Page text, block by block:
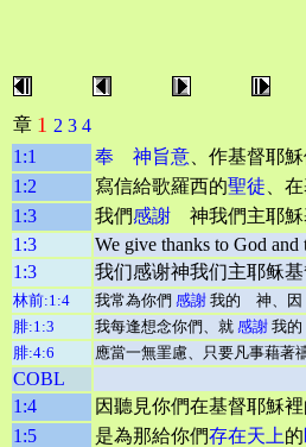
章 1 2 3 4
1:1
奉 神旨意 、作基督耶
1:2
寫信給歌羅西的聖徒 、
1:3
我們感謝 神我們主耶穌
1:3
We give thanks to God
1:3
我们感谢神我们主耶稣
林前:1:4 我常為你們 感謝 我的 神、因
腓:1:3
我每逢想念你們、就 感謝 我
腓:4:6
應當一無罣慮、只要凡事藉著
COBL
1:4
因聽見你們在基督耶穌
1:5
是為那給你們存在天上的